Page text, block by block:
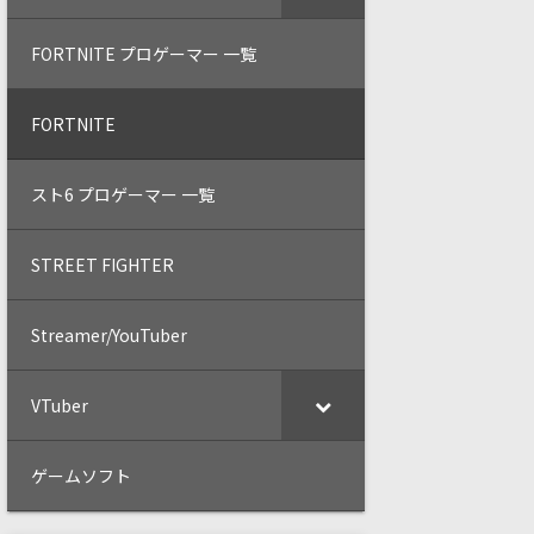
FORTNITE プロゲーマー 一覧
FORTNITE
スト6 プロゲーマー 一覧
STREET FIGHTER
Streamer/YouTuber
VTuber
ゲームソフト